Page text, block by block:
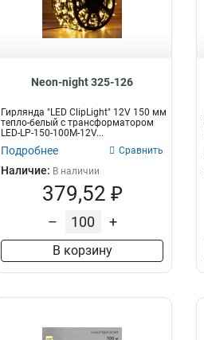
Мощность
3500вт 1
5600вт
5вт 3
2вт
Neon-night 325-126
Гирлянда "LED ClipLight" 12V 150 мм
тепло-белый с трансформатором
LED-LP-150-100M-12V...
Подробнее Сравнить
Наличие: В наличии
379,52 ₽
– +
В корзину